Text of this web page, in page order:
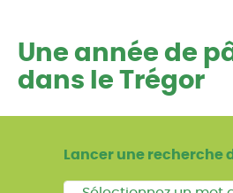
Une année de
dans le Trégor
Lancer une recherche